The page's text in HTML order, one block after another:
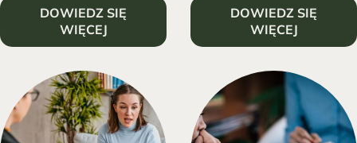
DOWIEDZ SIĘ
WIĘCEJ
DOWIEDZ SIĘ
WIĘCEJ